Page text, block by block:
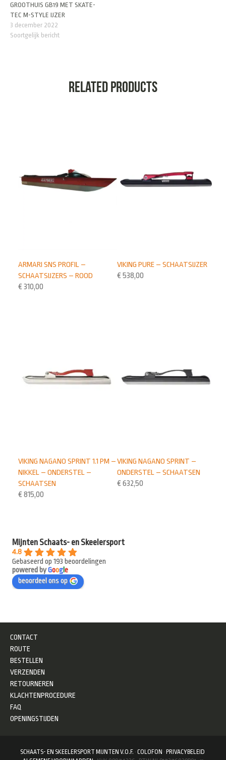
GROOTHUIS GB19 MET SKATE-
TEC M-STYLE IJZER
3 december 2022
Soortgelijk bericht
Related products
VIKING PURE – SCHAATSIJZER
€ 538,00
ARMARI SNS PROFIL –
SCHAATSIJZERS – ROOD
€ 310,00
VIKING NAGANO SPRINT –
ONDERSTEL – SCHAATSEN
€ 632,50
VIKING NAGANO SPRINT 1.1 PM –
NIKKEL – ONDERSTEL –
SCHAATSEN
€ 815,00
Mijnten Schaats- en Skeelersport
4.8
Gebaseerd op 193 beoordelingen
powered byGooge
beoordeel ons op
CONTACT
ROUTE
BESTELLEN
VERZENDEN
RETOURNEREN
KLACHTENPROCEDURE
FAQ
OPENINGSTIJDEN
SCHAATS- EN SKEELERSPORT MIJNTEN V.O.F. · COLOFON · PRIVACYBELEID